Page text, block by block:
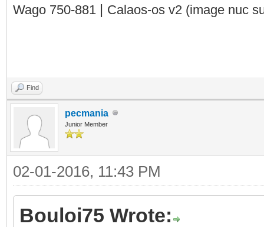
Wago 750-881 | Calaos-os v2 (image nuc
Find
pecmania
Junior Member
02-01-2016, 11:43 PM
Bouloi75 Wrote: